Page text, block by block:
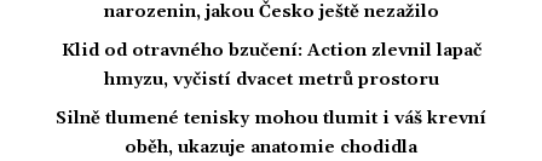
narozenin, jakou Česko ještě nezažilo
Klid od otravného bzučení: Action zlevnil lapač
hmyzu, vyčistí dvacet metrů prostoru
Silně tlumené tenisky mohou tlumit i váš krevní
oběh, ukazuje anatomie chodidla